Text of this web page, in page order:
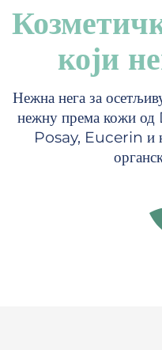
који
Нежна нега за
нежну према кожи
Posay, Eucerin и